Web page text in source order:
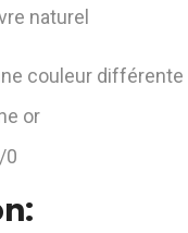
naturel
couleur différente
or
0